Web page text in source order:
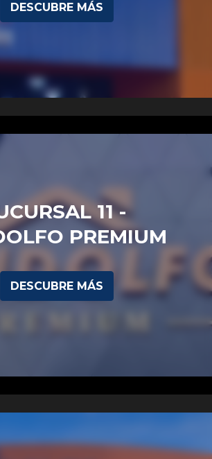
DESCUBRE MÁS
11 -
PREMIUM
DESCUBRE MÁS